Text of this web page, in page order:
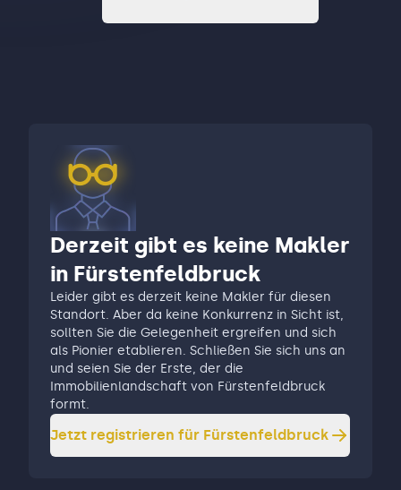
Derzeit gibt es keine Makler
in Fürstenfeldbruck
Leider gibt es derzeit keine Makler für diesen
Standort. Aber da keine Konkurrenz in Sicht ist,
sollten Sie die Gelegenheit ergreifen und sich
als Pionier etablieren. Schließen Sie sich uns an
und seien Sie der Erste, der die
Immobilienlandschaft von Fürstenfeldbruck
formt.
Jetzt registrieren für Fürstenfeldbruck